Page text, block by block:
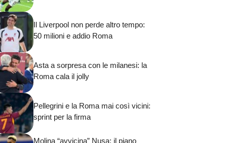
Il Liverpool non perde altro tempo:
50 milioni e addio Roma
Asta a sorpresa con le milanesi: la
Roma cala il jolly
Pellegrini e la Roma mai così vicini:
sprint per la firma
Molina “avvicina” Nusa: il piano